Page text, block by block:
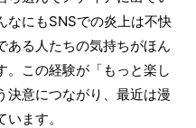
なにもSNSでの炎上は不快
ある人たちの気持ちがほん
。この経験が「もっと楽し
決意につながり、最近は漫
ます。